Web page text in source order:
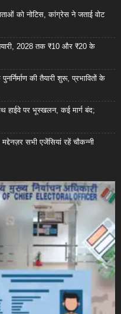
को नोटिस, कांग्रेस ने जताई वोट
2028 तक ₹10 और ₹20 के
की तैयारी शुरू, प्रभावितों के
हाईवे पर भूस्खलन, कई मार्ग बंद;
मद्देनज़र सभी एजेंसियां रहें चौकन्नी